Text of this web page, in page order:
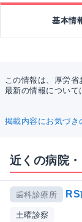
基本情
この情報は、厚労
最新の情報について
掲載内容にお気づき
近くの病院
歯科診療所
土曜診察